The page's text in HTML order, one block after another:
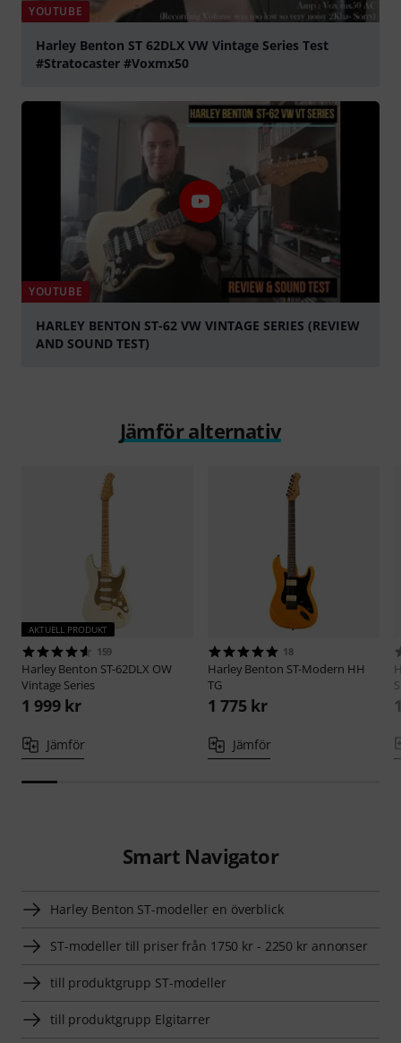
YOUTUBE
Harley Benton ST 62DLX VW Vintage Series Test
#Stratocaster #Voxmx50
YOUTUBE
HARLEY BENTON ST-62 VW VINTAGE SERIES (REVIEW
AND SOUND TEST)
Jämför alternativ
AKTUELL PRODUKT
159
Harley Benton ST-62DLX OW
Vintage Series
1 999 kr
Jämför
18
Harley Benton ST-Modern HH
TG
1 775 kr
Jämför
Smart Navigator
Harley Benton ST-modeller en överblick
ST-modeller till priser från 1750 kr - 2250 kr annonser
till produktgrupp ST-modeller
till produktgrupp Elgitarrer